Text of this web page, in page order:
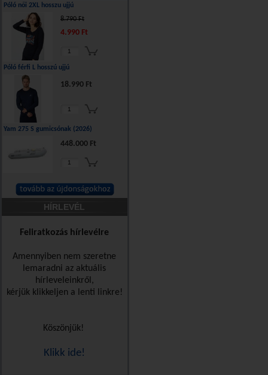
Póló női 2XL hosszu ujjú
8.790 Ft
4.990 Ft
Póló férfi L hosszú ujjú
18.990 Ft
Yam 275 S gumicsónak (2026)
448.000 Ft
HÍRLEVÉL
Feliratkozás hírlevélre
Amennyiben nem szeretne
lemaradni az aktuális
hírleveleinkről,
kérjük klikkeljen a lenti linkre!
Köszönjük!
Klikk ide!